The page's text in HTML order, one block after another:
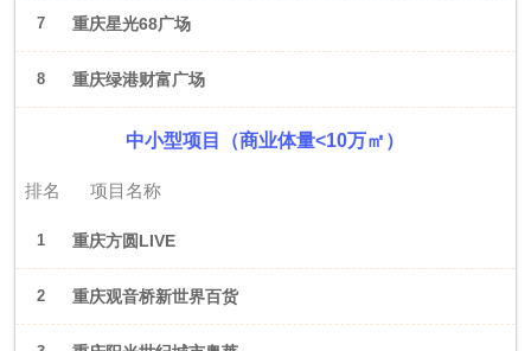
7 重庆星光68广场
8 重庆绿港财富广场
中小型项目（商业体量<10万㎡）
排名 项目名称
1 重庆方圆LIVE
2 重庆观音桥新世界百货